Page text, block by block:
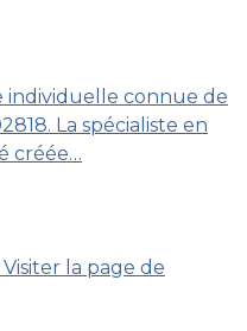
individuelle connue de
La spécialiste en
créée…
Visiter la page de